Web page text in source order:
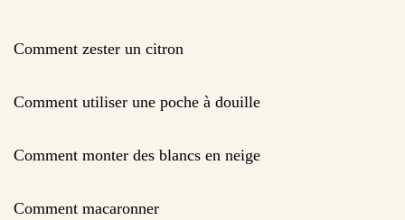
Comment zester un citron
Comment utiliser une poche à douille
Comment monter des blancs en neige
Comment macaronner